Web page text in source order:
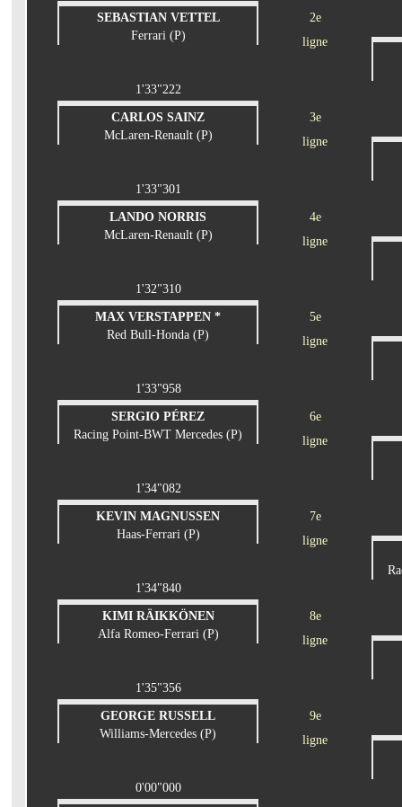
SEBASTIAN VETTEL
Ferrari (P)
2e
ligne
1'33"222
CARLOS SAINZ
McLaren-Renault (P)
3e
ligne
1'33"301
LANDO NORRIS
McLaren-Renault (P)
4e
ligne
1'32"310
MAX VERSTAPPEN *
Red Bull-Honda (P)
5e
ligne
1'33"958
SERGIO PÉREZ
Racing Point-BWT Mercedes (P)
6e
ligne
1'34"082
KEVIN MAGNUSSEN
Haas-Ferrari (P)
7e
ligne
1'34"840
KIMI RÄIKKÖNEN
Alfa Romeo-Ferrari (P)
8e
ligne
1'35"356
GEORGE RUSSELL
Williams-Mercedes (P)
9e
ligne
0'00"000